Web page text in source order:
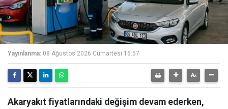
Yayınlanma: 08 Ağustos 2026 Cumartesi 16:57
Akaryakıt fiyatlarındaki değişim devam ederken,